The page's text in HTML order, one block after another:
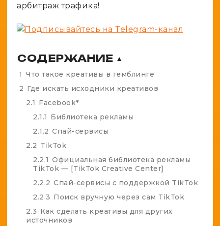
арбитраж трафика!
СОДЕРЖАНИЕ ▲
1 Что такое креативы в гемблинге
2 Где искать исходники креативов
2.1 Facebook*
2.1.1 Библиотека рекламы
2.1.2 Спай-сервисы
2.2 TikTok
2.2.1 Официальная библиотека рекламы
TikTok — [TikTok Creative Center]
2.2.2 Спай-сервисы с поддержкой TikTok
2.2.3 Поиск вручную через сам TikTok
2.3 Как сделать креативы для других
источников